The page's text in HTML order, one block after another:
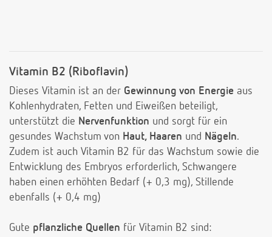
Vitamin B2 (Riboflavin)
Dieses Vitamin ist an der Gewinnung von Energie aus
Kohlenhydraten, Fetten und Eiweißen beteiligt,
unterstützt die Nervenfunktion und sorgt für ein
gesundes Wachstum von Haut, Haaren und Nägeln.
Zudem ist auch Vitamin B2 für das Wachstum sowie die
Entwicklung des Embryos erforderlich, Schwangere
haben einen erhöhten Bedarf (+ 0,3 mg), Stillende
ebenfalls (+ 0,4 mg)
Gute pflanzliche Quellen für Vitamin B2 sind: